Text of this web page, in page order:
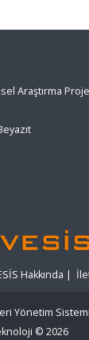
Araştırma
Hakkında |
Yönetim Sistemi
© 2026